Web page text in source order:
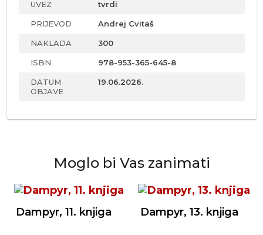
UVEZ tvrdi
PRIJEVOD Andrej Cvitaš
NAKLADA 300
ISBN 978-953-365-645-8
DATUM
OBJAVE
19.06.2026.
Moglo bi Vas zanimati
Dampyr, 11. knjiga Dampyr, 13. knjiga